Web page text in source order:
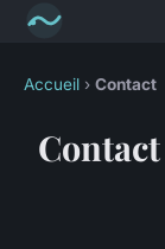
Accueil › Contact
Contact